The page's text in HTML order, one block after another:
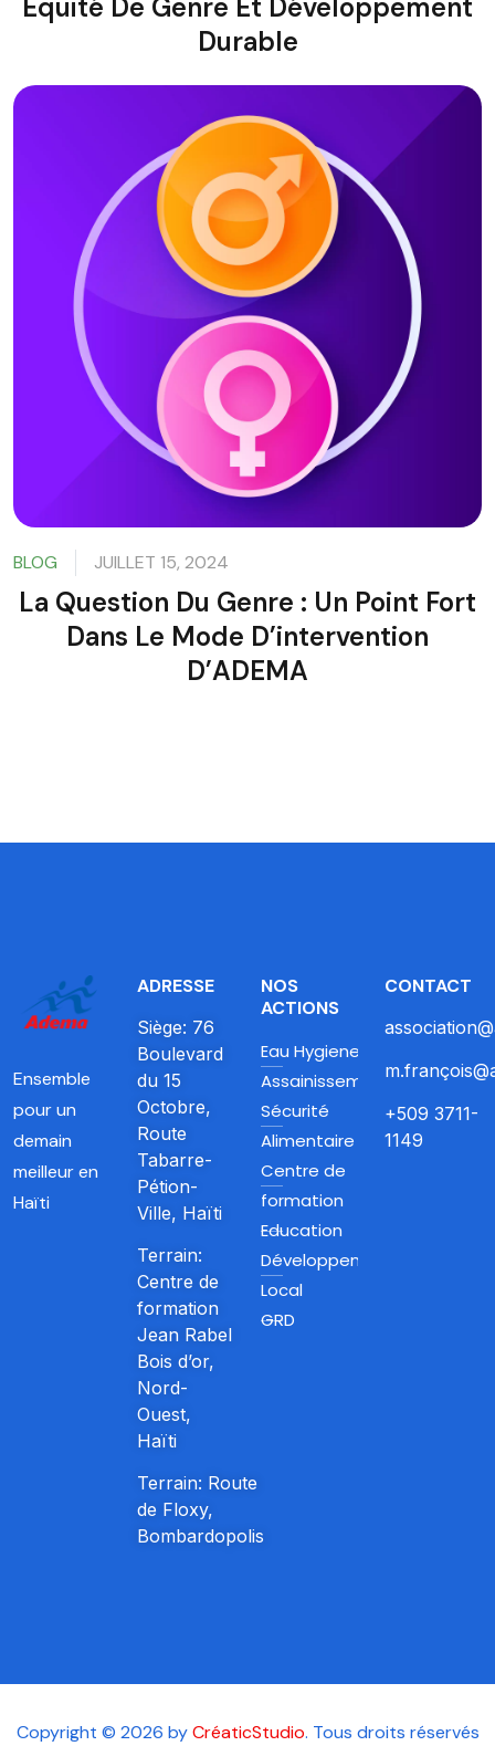
Equité De Genre Et Développement
Durable
BLOG JUILLET 15, 2024
La Question Du Genre : Un Point Fort
Dans Le Mode D’intervention
D’ADEMA
Ensemble
pour un
demain
meilleur en
Haïti
ADRESSE
Siège: 76
Boulevard
du 15
Octobre,
Route
Tabarre-
Pétion-
Ville, Haïti
Terrain:
Centre de
formation
Jean Rabel
Bois d’or,
Nord-
Ouest,
Haïti
Terrain: Route
de Floxy,
Bombardopolis
NOS
ACTIONS
Eau Hygiene et
Assainissement
Sécurité
Alimentaire
Centre de
formation
Education
Développement
Local
GRD
CONTACT
+509 3711-
1149
Copyright © 2026 byCréaticStudio. Tous droits réservés